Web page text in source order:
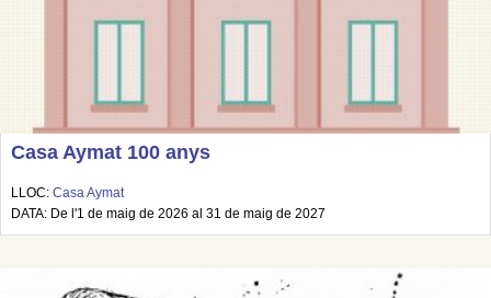
Casa Aymat 100 anys
LLOC: Casa Aymat
DATA: De l'1 de maig de 2026 al 31 de maig de 2027